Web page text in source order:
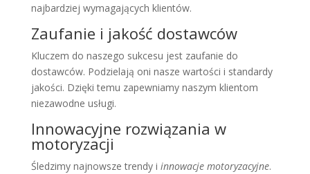
najbardziej wymagających klientów.
Zaufanie i jakość dostawców
Kluczem do naszego sukcesu jest zaufanie do
dostawców. Podzielają oni nasze wartości i standardy
jakości. Dzięki temu zapewniamy naszym klientom
niezawodne usługi.
Innowacyjne rozwiązania w
motoryzacji
Śledzimy najnowsze trendy i innowacje motoryzacyjne.